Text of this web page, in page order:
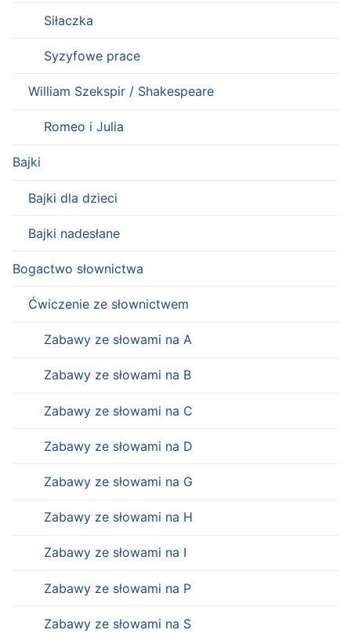
Siłaczka
Syzyfowe prace
William Szekspir / Shakespeare
Romeo i Julia
Bajki
Bajki dla dzieci
Bajki nadesłane
Bogactwo słownictwa
Ćwiczenie ze słownictwem
Zabawy ze słowami na A
Zabawy ze słowami na B
Zabawy ze słowami na C
Zabawy ze słowami na D
Zabawy ze słowami na G
Zabawy ze słowami na H
Zabawy ze słowami na I
Zabawy ze słowami na P
Zabawy ze słowami na S